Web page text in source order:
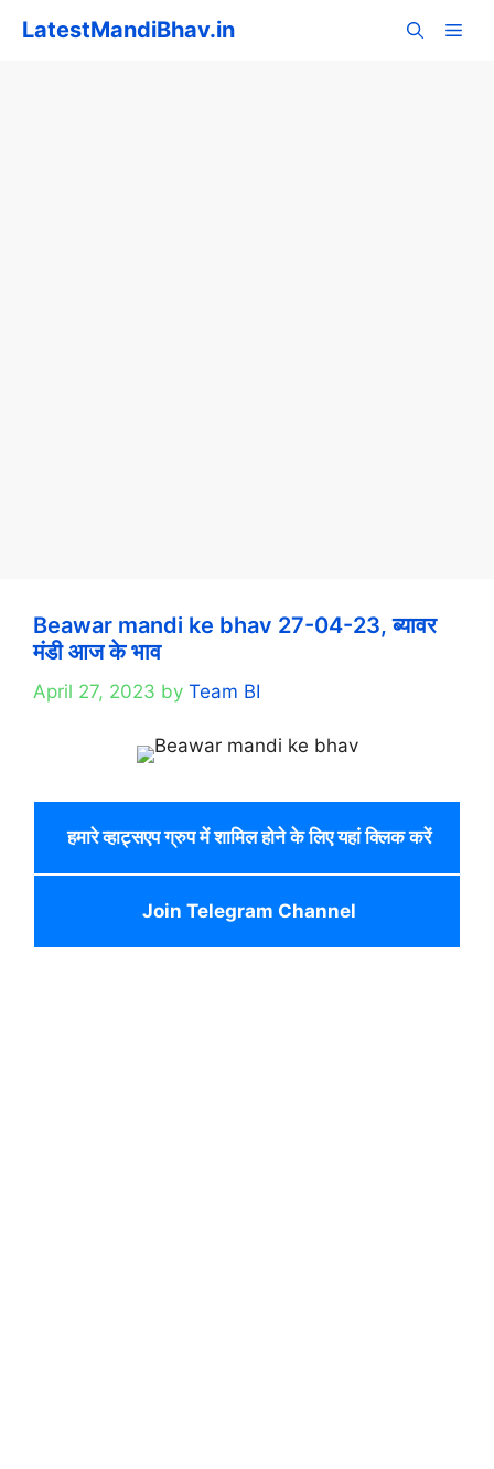
LatestMandiBhav.in
Beawar mandi ke bhav 27-04-23, ब्यावर
मंडी आज के भाव
April 27, 2023 by Team BI
हमारे व्हाट्सएप ग्रुप में शामिल होने के लिए यहां क्लिक करें
Join Telegram Channel